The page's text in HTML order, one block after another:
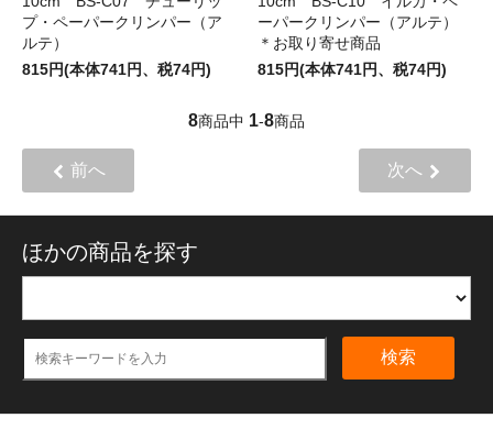
プ・ペーパークリンパー（ア
ルテ）
815円(本体741円、税74円)
ーパークリンパー（アルテ）
＊お取り寄せ商品
815円(本体741円、税74円)
8商品中 1-8商品
前へ 次へ
ほかの商品を探す
検索